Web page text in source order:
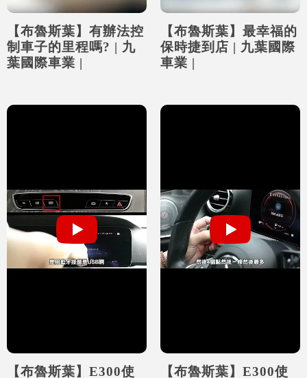
【布魯斯葉】有辦法控
制車子的里程嗎? | 九
葉國際車業 |
【布魯斯葉】最幸福的
保時捷到店 | 九葉國際
車業 |
【布魯斯葉】E300使
【布魯斯葉】E300使